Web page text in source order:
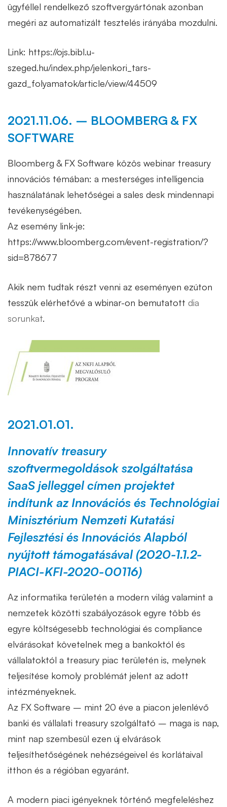
ügyféllel rendelkező szoftvergyártónak azonban
megéri az automatizált tesztelés irányába mozdulni.
Link: https://ojs.bibl.u-
szeged.hu/index.php/jelenkori_tars-
gazd_folyamatok/article/view/44509
2021.11.06. – BLOOMBERG & FX
SOFTWARE
Bloomberg & FX Software közös webinar treasury
innovációs témában: a mesterséges intelligencia
használatának lehetőségei a sales desk mindennapi
tevékenységében.
Az esemény link-je:
https://www.bloomberg.com/event-registration/?
sid=878677
Akik nem tudtak részt venni az eseményen ezúton
tesszük elérhetővé a wbinar-on bemutatott dia
sorunkat.
2021.01.01.
Innovatív treasury
szoftvermegoldások szolgáltatása
SaaS jelleggel címen projektet
indítunk az Innovációs és Technológiai
Minisztérium Nemzeti Kutatási
Fejlesztési és Innovációs Alapból
nyújtott támogatásával (2020-1.1.2-
PIACI-KFI-2020-00116)
Az informatika területén a modern világ valamint a
nemzetek közötti szabályozások egyre több és
egyre költségesebb technológiai és compliance
elvárásokat követelnek meg a bankoktól és
vállalatoktól a treasury piac területén is, melynek
teljesítése komoly problémát jelent az adott
intézményeknek.
Az FX Software – mint 20 éve a piacon jelenlévő
banki és vállalati treasury szolgáltató – maga is nap,
mint nap szembesül ezen új elvárások
teljesíthetőségének nehézségeivel és korlátaival
itthon és a régióban egyaránt.
A modern piaci igényeknek történő megfeleléshez